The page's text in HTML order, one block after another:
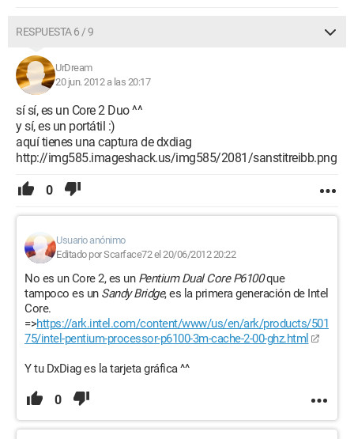
RESPUESTA 6 / 9
UrDream
20 jun. 2012 a las 20:17
sí sí, es un Core 2 Duo ^^
y sí, es un portátil :)
aquí tienes una captura de dxdiag
http://img585.imageshack.us/img585/2081/sanstitreibb.png
0
Usuario anónimo
Editado por Scarface72 el 20/06/2012 20:22
No es un Core 2, es un Pentium Dual Core P6100que
tampoco es un Sandy Bridge, es la primera generación de Intel
Core.
=>https://ark.intel.com/content/www/us/en/ark/products/501
75/intel-pentium-processor-p6100-3m-cache-2-00-ghz.html
Y tu DxDiag es la tarjeta gráfica ^^
0